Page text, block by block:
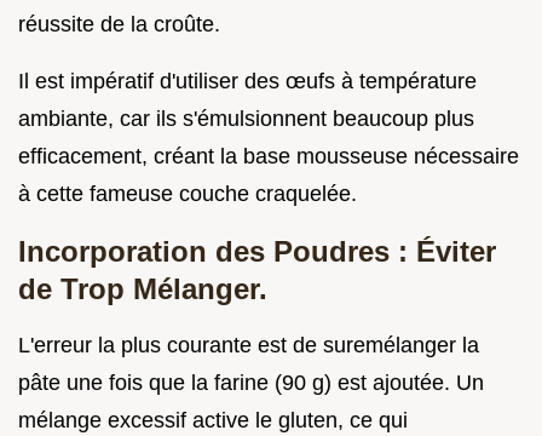
réussite de la croûte.
Il est impératif d'utiliser des œufs à température
ambiante, car ils s'émulsionnent beaucoup plus
efficacement, créant la base mousseuse nécessaire
à cette fameuse couche craquelée.
Incorporation des Poudres : Éviter
de Trop Mélanger.
L'erreur la plus courante est de suremélanger la
pâte une fois que la farine (90 g) est ajoutée. Un
mélange excessif active le gluten, ce qui